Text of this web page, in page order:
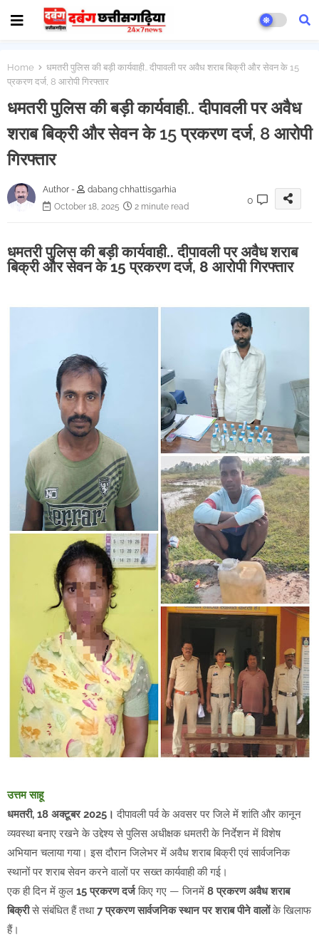
Home
धमतरी पुलिस की बड़ी कार्यवाही.. दीपावली पर अवैध शराब बिक्री और सेवन के 15
प्रकरण दर्ज, 8 आरोपी गिरफ्तार
धमतरी पुलिस की बड़ी कार्यवाही.. दीपावली पर अवैध
शराब बिक्री और सेवन के 15 प्रकरण दर्ज, 8 आरोपी
गिरफ्तार
Author -
dabang chhattisgarhia
October 18, 2025
2 minute read
0
धमतरी पुलिस की बड़ी कार्यवाही.. दीपावली पर अवैध शराब
बिक्री और सेवन के 15 प्रकरण दर्ज, 8 आरोपी गिरफ्तार
उत्तम साहू
धमतरी, 18 अक्टूबर 2025। दीपावली पर्व के अवसर पर जिले में शांति और कानून
व्यवस्था बनाए रखने के उद्देश्य से पुलिस अधीक्षक धमतरी के निर्देशन में विशेष
अभियान चलाया गया। इस दौरान जिलेभर में अवैध शराब बिक्री एवं सार्वजनिक
स्थानों पर शराब सेवन करने वालों पर सख्त कार्यवाही की गई।
एक ही दिन में कुल 15 प्रकरण दर्जकिए गए — जिनमें 8 प्रकरण अवैध शराब
बिक्रीसे संबंधित हैं तथा7 प्रकरण सार्वजनिक स्थान पर शराब पीने वालोंके खिलाफ
हैं।